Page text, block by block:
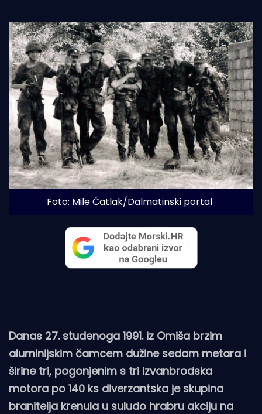
Foto: Mile Čatlak/Dalmatinski portal
Danas 27. studenoga 1991. iz Omiša brzim
aluminijskim čamcem dužine sedam metara i
širine tri, pogonjenim s tri izvanbrodska
motora po 140 ks diverzantska je skupina
branitelja krenula u suludo hrabru akciju na